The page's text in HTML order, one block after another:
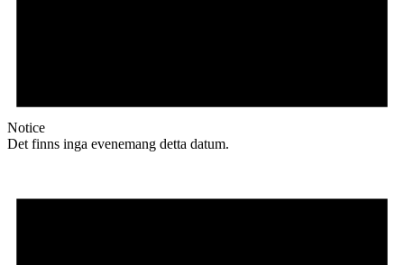
Notice
Det finns inga evenemang detta datum.